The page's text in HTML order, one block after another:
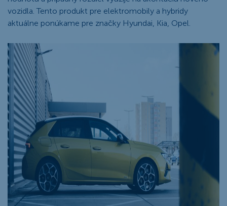
vozidla. Tento produkt pre elektromobily a hybridy
aktuálne ponúkame pre značky Hyundai, Kia, Opel.